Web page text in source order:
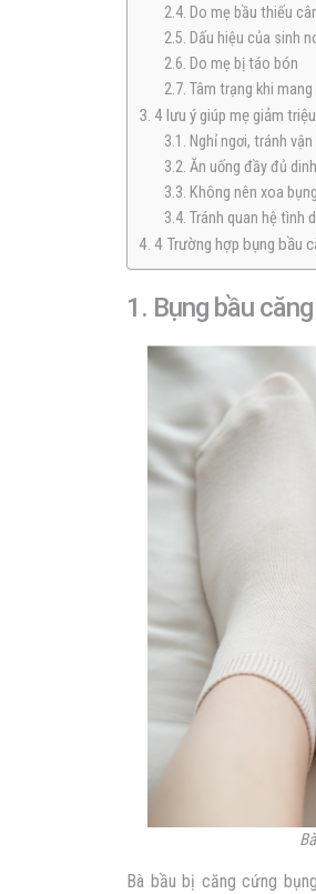
2.4. Do mẹ bầu thiếu
2.5. Dấu hiệu của sinh
2.6. Do mẹ bị táo bón
2.7. Tâm trạng khi
3. 4 lưu ý giúp mẹ giảm
3.1. Nghỉ ngơi, tránh
3.2. Ăn uống đầy đủ
3.3. Không nên xoa
3.4. Tránh quan hệ tình
4. 4 Trường hợp bụng bầu
1. Bụng bầu
Bà bầu bị căng cứng